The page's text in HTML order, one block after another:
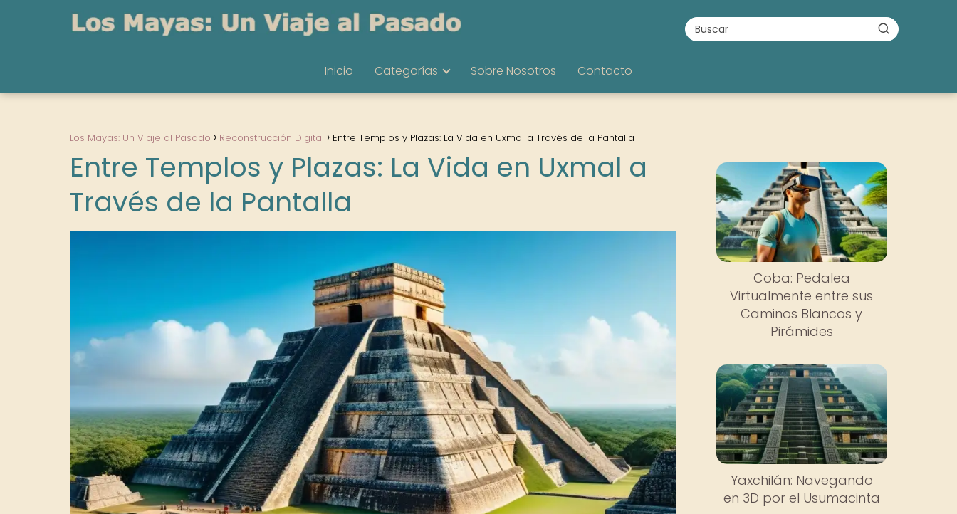
Inicio Categorías Sobre Nosotros Contacto
Los Mayas: Un Viaje al Pasado Reconstrucción Digital Entre Templos y Plazas: La Vida en Uxmal a Través de la Pantalla
Entre Templos y Plazas: La Vida en Uxmal a
Través de la Pantalla
Coba: Pedalea
Virtualmente entre sus
Caminos Blancos y
Pirámides
Yaxchilán: Navegando
en 3D por el Usumacinta